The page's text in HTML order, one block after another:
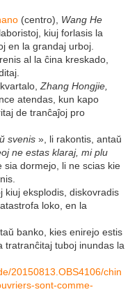
(centro), Wang He
kiuj forlasis la
en la grandaj urboj.
al la ĉina kreskado,
Zhang Hongjie,
atendas, kun kapo
de tranĉaĵoj pro
svenis », li rakontis, antaŭ
ne estas klaraj, mi plu
sia dormejo, li ne scias kie
kiuj eksplodis, diskovradis
loko, en la
banko, kies enirejo estis
tratranĉitaj tuboj inundas la
20150813.OBS4106/chin
sont-comme-